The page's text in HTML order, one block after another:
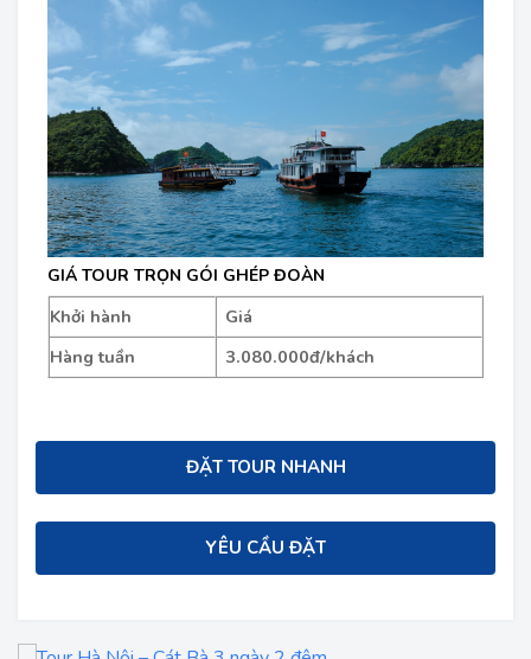
GIÁ TOUR TRỌN GÓI GHÉP ĐOÀN
Khởi hành
Giá
Hàng tuần
3.080.000đ/khách
ĐẶT TOUR NHANH
YÊU CẦU ĐẶT